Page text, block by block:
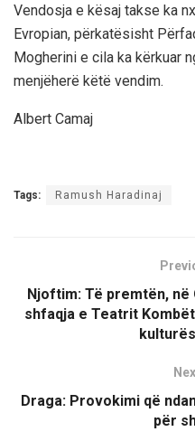
Vendosja e kësaj takse ka
Evropian, përkatësisht
Mogherini e cila ka kërkuar
menjëherë këtë vendim.
Albert Camaj
Tags: Ramush Haradinaj
Njoftim: Të premtën, në
shfaqja e Teatrit
Draga: Provokimi që
për